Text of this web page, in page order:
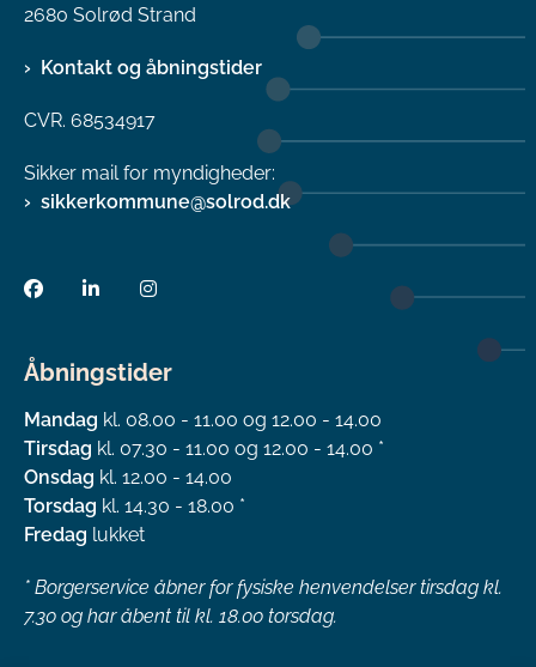
2680 Solrød Strand
Kontakt og åbningstider
CVR. 68534917
Sikker mail for myndigheder:
sikkerkommune@solrod.dk
Åbningstider
Mandag kl. 08.00 - 11.00 og 12.00 - 14.00
Tirsdag kl. 07.30 - 11.00 og 12.00 - 14.00 *
Onsdag kl. 12.00 - 14.00
Torsdag kl. 14.30 - 18.00 *
Fredag lukket
* Borgerservice åbner for fysiske henvendelser tirsdag kl.
7.30 og har åbent til kl. 18.00 torsdag.